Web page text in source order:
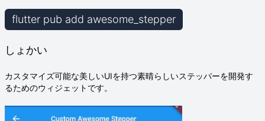
flutter pub add awesome_stepper
しょかい
カスタマイズ可能な美しいUIを持つ素晴らしいステッパーを開発す
るためのウィジェットです。